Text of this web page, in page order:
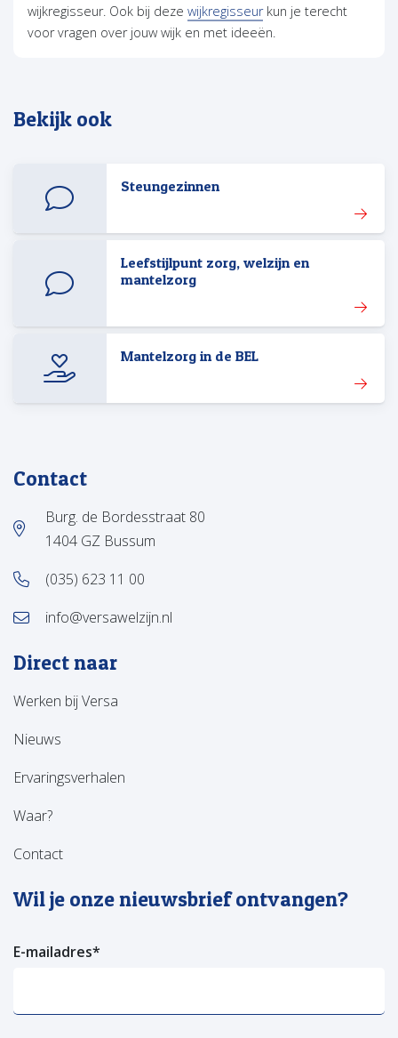
wijkregisseur. Ook bij deze wijkregisseurkun je terecht
voor vragen over jouw wijk en met ideeën.
Bekijk ook
Steungezinnen
Leefstijlpunt zorg, welzijn en
mantelzorg
Mantelzorg in de BEL
Contact
Burg. de Bordesstraat 80
1404 GZ Bussum
(035) 623 11 00
info@versawelzijn.nl
Direct naar
Werken bij Versa
Nieuws
Ervaringsverhalen
Waar?
Contact
Wil je onze nieuwsbrief ontvangen?
E-mailadres*